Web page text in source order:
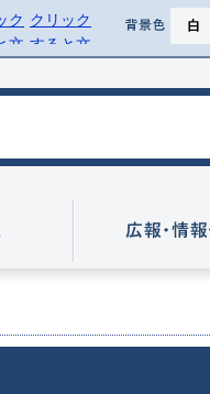
イズ
ク
文
に
クリック
すると文
を拡大で
背景色
背景を